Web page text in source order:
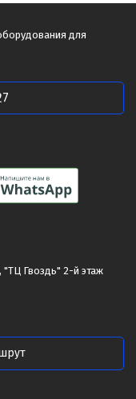
для
"ТЦ Гвоздь" 2-й этаж